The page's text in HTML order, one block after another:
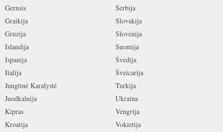
Gernsis
Graikija
Gruzija
Islandija
Ispanija
Italija
Jungtinė Karalystė
Juodkalnija
Kipras
Kroatija
Serbija
Slovakija
Slovėnija
Suomija
Švedija
Šveicarija
Turkija
Ukraina
Vengrija
Vokietija